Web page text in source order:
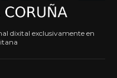
dixital exclusivamente en